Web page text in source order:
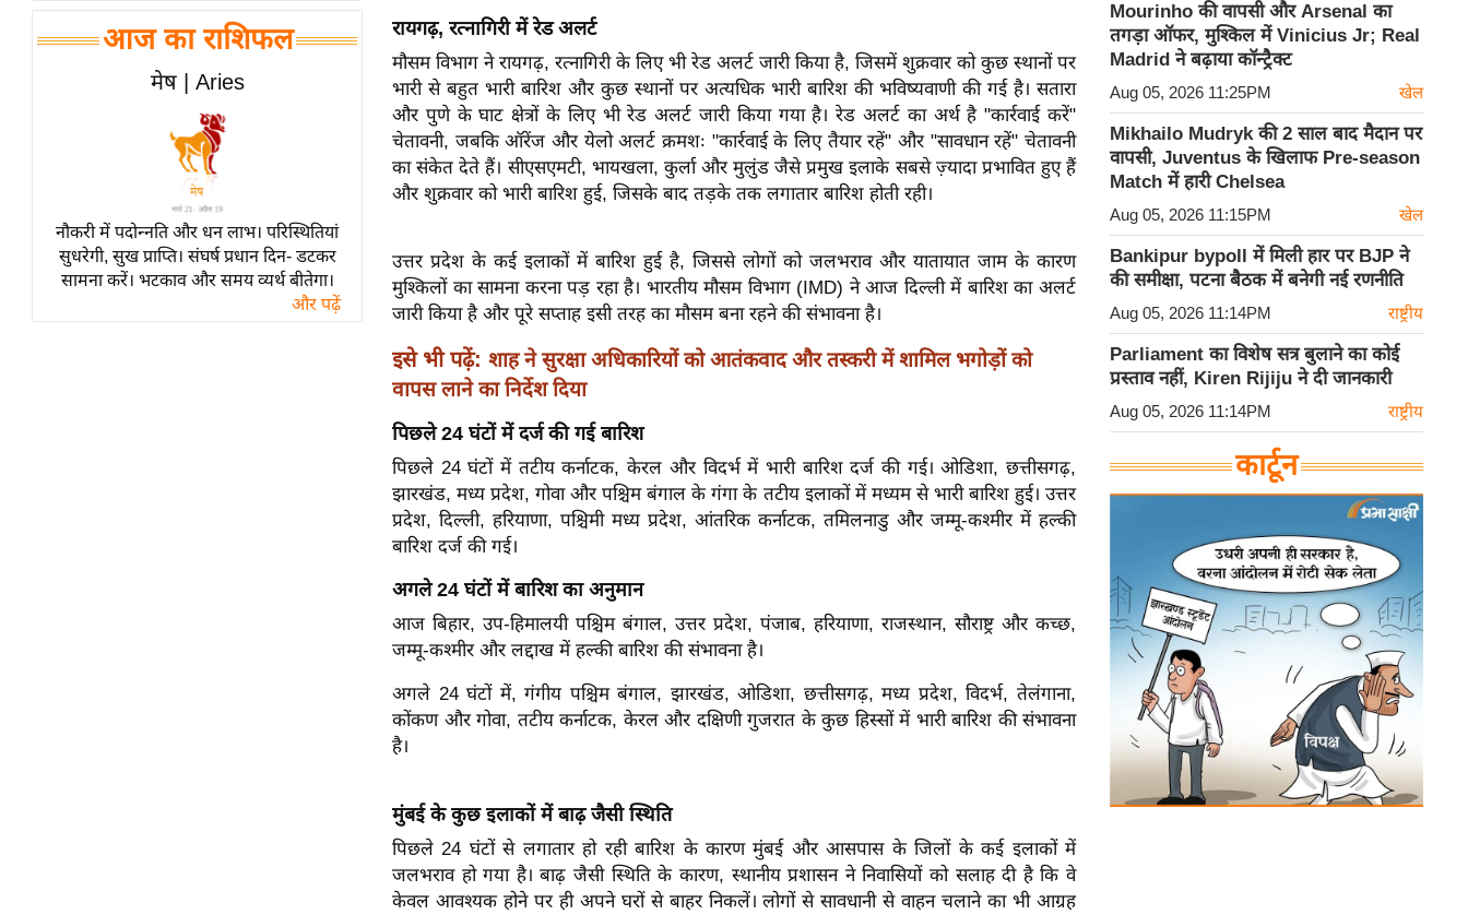
आई.
चाय पर
समीक्षा
धर्मस्थल
व्रत
आज का राशिफल
मेष | Aries
नौकरी में पदोन्नति और धन लाभ। परिस्थितियां
सुधरेगी, सुख प्राप्ति। संघर्ष प्रधान दिन- डटकर
सामना करें। भटकाव और समय व्यर्थ बीतेगा।
और पढ़ें
रायगढ़, रत्नागिरी में रेड अलर्ट
मौसम विभाग ने रायगढ़, रत्नागिरी के लिए भी रेड अलर्ट जारी किया है, जिसमें शुक्रवार को कुछ स्थानों पर
भारी से बहुत भारी बारिश और कुछ स्थानों पर अत्यधिक भारी बारिश की भविष्यवाणी की गई है। सतारा
और पुणे के घाट क्षेत्रों के लिए भी रेड अलर्ट जारी किया गया है।रेड अलर्ट का अर्थ है "कार्रवाई करें"
चेतावनी, जबकि ऑरेंज और येलो अलर्ट क्रमशः "कार्रवाई के लिए तैयार रहें" और "सावधान रहें" चेतावनी
का संकेत देते हैं। सीएसएमटी, भायखला, कुर्ला और मुलुंड जैसे प्रमुख इलाके सबसे ज़्यादा प्रभावित हुए हैं
और शुक्रवार को भारी बारिश हुई, जिसके बाद तड़के तक लगातार बारिश होती रही।
उत्तर प्रदेश के कई इलाकों में बारिश हुई है, जिससे लोगों को जलभराव और यातायात जाम के कारण
मुश्किलों का सामना करना पड़ रहा है। भारतीय मौसम विभाग (IMD) ने आज दिल्ली में बारिश का अलर्ट
जारी किया है और पूरे सप्ताह इसी तरह का मौसम बना रहने की संभावना है।
इसे भी पढ़ें: शाह ने सुरक्षा अधिकारियों को आतंकवाद और तस्करी में शामिल भगोड़ों को
वापस लाने का निर्देश दिया
पिछले 24 घंटों में दर्ज की गई बारिश
पिछले 24 घंटों में तटीय कर्नाटक, केरल और विदर्भ में भारी बारिश दर्ज की गई। ओडिशा, छत्तीसगढ़,
झारखंड, मध्य प्रदेश, गोवा और पश्चिम बंगाल के गंगा के तटीय इलाकों में मध्यम से भारी बारिश हुई। उत्तर
प्रदेश, दिल्ली, हरियाणा, पश्चिमी मध्य प्रदेश, आंतरिक कर्नाटक, तमिलनाडु और जम्मू-कश्मीर में हल्की
बारिश दर्ज की गई।
अगले 24 घंटों में बारिश का अनुमान
आज बिहार, उप-हिमालयी पश्चिम बंगाल, उत्तर प्रदेश, पंजाब, हरियाणा, राजस्थान, सौराष्ट्र और कच्छ,
जम्मू-कश्मीर और लद्दाख में हल्की बारिश की संभावना है।
अगले 24 घंटों में, गंगीय पश्चिम बंगाल, झारखंड, ओडिशा, छत्तीसगढ़, मध्य प्रदेश, विदर्भ, तेलंगाना,
कोंकण और गोवा, तटीय कर्नाटक, केरल और दक्षिणी गुजरात के कुछ हिस्सों में भारी बारिश की संभावना
है।
मुंबई के कुछ इलाकों में बाढ़ जैसी स्थिति
पिछले 24 घंटों से लगातार हो रही बारिश के कारण मुंबई और आसपास के जिलों के कई इलाकों में
जलभराव हो गया है। बाढ़ जैसी स्थिति के कारण, स्थानीय प्रशासन ने निवासियों को सलाह दी है कि वे
केवल आवश्यक होने पर ही अपने घरों से बाहर निकलें। लोगों से सावधानी से वाहन चलाने का भी आग्रह
Mourinho की वापसी और Arsenal का
तगड़ा ऑफर, मुश्किल में Vinicius Jr; Real
Madrid ने बढ़ाया कॉन्ट्रैक्ट
Aug 05, 2026 11:25PM खेल
Mikhailo Mudryk की 2 साल बाद मैदान पर
वापसी, Juventus के खिलाफ Pre-season
Match में हारी Chelsea
Aug 05, 2026 11:15PM खेल
Bankipur bypoll में मिली हार पर BJP ने
की समीक्षा, पटना बैठक में बनेगी नई रणनीति
Aug 05, 2026 11:14PM राष्ट्रीय
Parliament का विशेष सत्र बुलाने का कोई
प्रस्ताव नहीं, Kiren Rijiju ने दी जानकारी
Aug 05, 2026 11:14PM राष्ट्रीय
कार्टून